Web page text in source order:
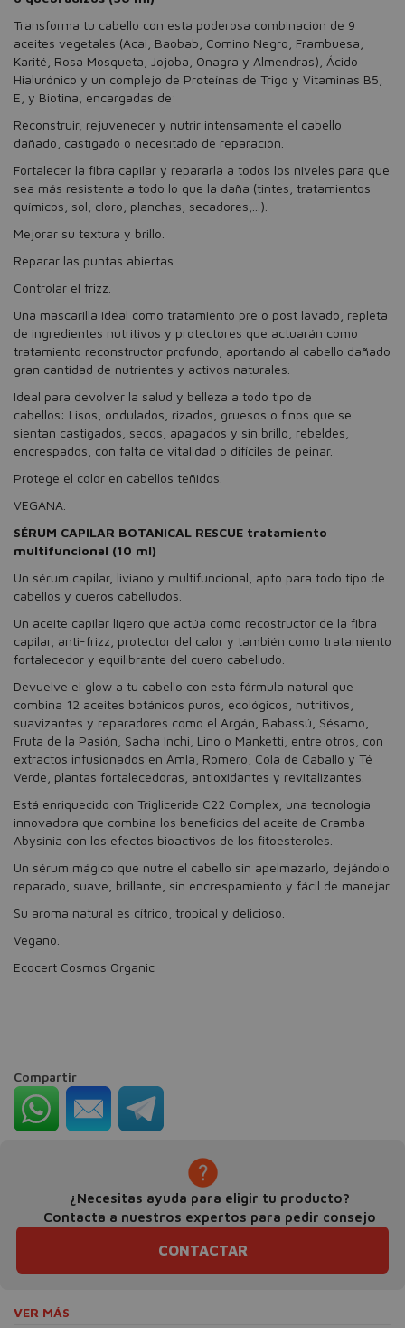
Transforma tu cabello con esta poderosa combinación de 9
aceites vegetales (Acai, Baobab, Comino Negro, Frambuesa,
Karité, Rosa Mosqueta, Jojoba, Onagra y Almendras), Ácido
Hialurónico y un complejo de Proteínas de Trigo y Vitaminas B5,
E, y Biotina, encargadas de:
Reconstruir, rejuvenecer y nutrir intensamente el cabello
dañado, castigado o necesitado de reparación.
Fortalecer la fibra capilar y repararla a todos los niveles para que
sea más resistente a todo lo que la daña (tintes, tratamientos
químicos, sol, cloro, planchas, secadores,...).
Mejorar su textura y brillo.
Reparar las puntas abiertas.
Controlar el frizz.
Una mascarilla ideal como tratamiento pre o post lavado, repleta
de ingredientes nutritivos y protectores que actuarán como
tratamiento reconstructor profundo, aportando al cabello dañado
gran cantidad de nutrientes y activos naturales.
Ideal para devolver la salud y belleza a todo tipo de
cabellos: Lisos, ondulados, rizados, gruesos o finos que se
sientan castigados, secos, apagados y sin brillo, rebeldes,
encrespados, con falta de vitalidad o difíciles de peinar.
Protege el color en cabellos teñidos.
VEGANA.
SÉRUM CAPILAR BOTANICAL RESCUE tratamiento
multifuncional (10 ml)
Un sérum capilar, liviano y multifuncional, apto para todo tipo de
cabellos y cueros cabelludos.
Un aceite capilar ligero que actúa como recostructor de la fibra
capilar, anti-frizz, protector del calor y también como tratamiento
fortalecedor y equilibrante del cuero cabelludo.
Devuelve el glow a tu cabello con esta fórmula natural que
combina 12 aceites botánicos puros, ecológicos, nutritivos,
suavizantes y reparadores como el Argán, Babassú, Sésamo,
Fruta de la Pasión, Sacha Inchi, Lino o Manketti, entre otros, con
extractos infusionados en Amla, Romero, Cola de Caballo y Té
Verde, plantas fortalecedoras, antioxidantes y revitalizantes.
Está enriquecido con Trigliceride C22 Complex, una tecnología
innovadora que combina los beneficios del aceite de Cramba
Abysinia con los efectos bioactivos de los fitoesteroles.
Un sérum mágico que nutre el cabello sin apelmazarlo, dejándolo
reparado, suave, brillante, sin encrespamiento y fácil de manejar.
Su aroma natural es cítrico, tropical y delicioso.
Vegano.
Ecocert Cosmos Organic
Compartir
¿Necesitas ayuda para eligir tu producto?
Contacta a nuestros expertos para pedir consejo
CONTACTAR
VER MÁS